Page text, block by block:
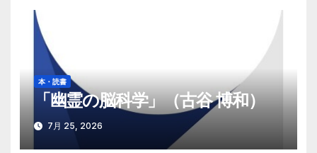
本・読書
「幽霊の脳科学」（古谷 博和）
7月 25, 2026